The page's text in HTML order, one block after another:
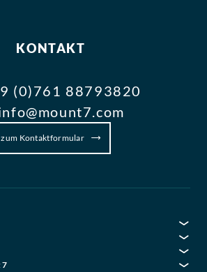
KONTAKT
(0)761 88793820
zum Kontaktformular